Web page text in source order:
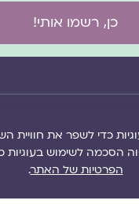
כן, רשמו אותי!
של
שגגה
הוקם ב ❤ על ידי –
לימונדה 2.0
| מיתוג:
סטודיו נופר דסקל